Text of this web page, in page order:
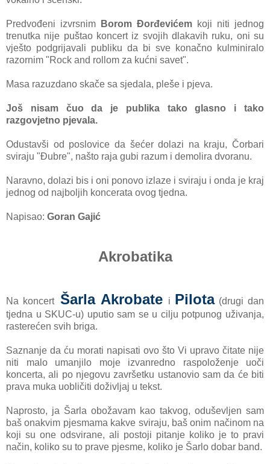
Predvođeni izvrsnim Borom Đorđevićem koji niti jednog
trenutka nije puštao koncert iz svojih dlakavih ruku, oni su
vješto podgrijavali publiku da bi sve konačno kulminiralo
razornim "Rock and rollom za kućni savet".
Masa razuzdano skače sa sjedala, pleše i pjeva.
Još nisam čuo da je publika tako glasno i tako
razgovjetno pjevala.
Odustavši od poslovice da šećer dolazi na kraju, Čorbari
sviraju "Đubre", našto raja gubi razum i demolira dvoranu.
Naravno, dolazi bis i oni ponovo izlaze i sviraju i onda je kraj
jednog od najboljih koncerata ovog tjedna.
Napisao: Goran Gajić
Akrobatika
Na koncertŠarla Akrobate i Pilota(drugi dan
tjedna u SKUC-u) uputio sam se u cilju potpunog uživanja,
rasterećen svih briga.
Saznanje da ću morati napisati ovo što Vi upravo čitate nije
niti malo umanjilo moje izvanredno raspoloženje uoči
koncerta, ali po njegovu završetku ustanovio sam da će biti
prava muka uobličiti doživljaj u tekst.
Naprosto, ja Šarla obožavam kao takvog, oduševljen sam
baš onakvim pjesmama kakve sviraju, baš onim načinom na
koji su one odsvirane, ali postoji pitanje koliko je to pravi
način, koliko su to prave pjesme, koliko je Šarlo dobar band.